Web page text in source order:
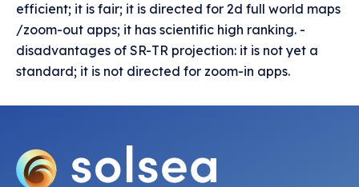
efficient; it is fair; it is directed for 2d full world maps
/zoom-out apps; it has scientific high ranking. -
disadvantages of SR-TR projection: it is not yet a
standard; it is not directed for zoom-in apps.